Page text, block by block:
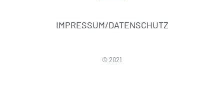
IMPRESSUM/DATENSCHUTZ
© 2021